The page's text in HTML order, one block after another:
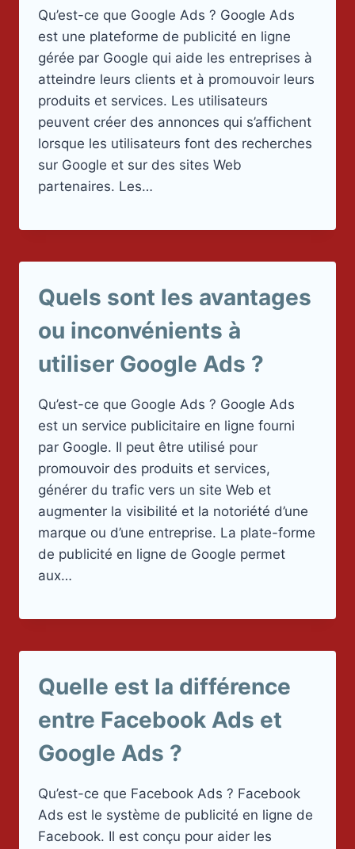
Qu’est-ce que Google Ads ? Google Ads
est une plateforme de publicité en ligne
gérée par Google qui aide les entreprises à
atteindre leurs clients et à promouvoir leurs
produits et services. Les utilisateurs
peuvent créer des annonces qui s’affichent
lorsque les utilisateurs font des recherches
sur Google et sur des sites Web
partenaires. Les…
Quels sont les avantages
ou inconvénients à
utiliser Google Ads ?
Qu’est-ce que Google Ads ? Google Ads
est un service publicitaire en ligne fourni
par Google. Il peut être utilisé pour
promouvoir des produits et services,
générer du trafic vers un site Web et
augmenter la visibilité et la notoriété d’une
marque ou d’une entreprise. La plate-forme
de publicité en ligne de Google permet
aux…
Quelle est la différence
entre Facebook Ads et
Google Ads ?
Qu’est-ce que Facebook Ads ? Facebook
Ads est le système de publicité en ligne de
Facebook. Il est conçu pour aider les